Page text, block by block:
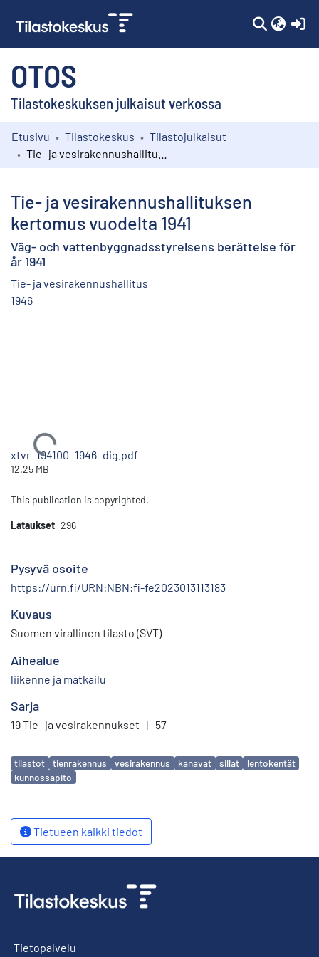
OTOS
Tilastokeskuksen julkaisut verkossa
Kokoelmat
Etusivu Tilastokeskus
Tilastojulkaisut
Tie- ja vesirakennushallituksen
kertomus vuodelta 1941
Väg- och vattenbyggnadsstyrelsens berättelse för
år 1941
Tie- ja vesirakennushallitus
1946
Ladataan...
xtvr_194100_1946_dig.pdf
12.25 MB
This publication is copyrighted.
Lataukset 296
Pysyvä osoite
https://urn.fi/URN:NBN:fi-fe2023013113183
Kuvaus
Suomen virallinen tilasto (SVT)
Aihealue
liikenne ja matkailu
Sarja
19 Tie- ja vesirakennukset | 57
Avainsanat
tilastot tienrakennus vesirakennus kanavat sillat
lentokentät
kunnossapito
Tietueen kaikki tiedot
Tietopalvelu